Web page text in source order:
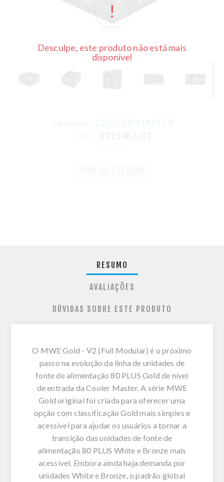
Desculpe, este produto não está mais
disponível
COOLER MASTER
RESUMO
AVALIAÇÕES
DÚVIDAS SOBRE ESTE PRODUTO
O MWE Gold - V2 (Full Modular) é o próximo
passo na evolução da linha de unidades de
fonte de alimentação 80 PLUS Gold de nível
de entrada da Cooler Master. A série MWE
Gold original foi criada para oferecer uma
opção com classificação Gold mais simples e
acessível para ajudar os usuários a tornar a
transição das unidades de fonte de
alimentação 80 PLUS White e Bronze mais
acessível. Embora ainda haja demanda por
unidades White e Bronze, o padrão global